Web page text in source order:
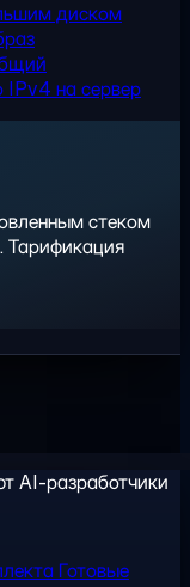
диском
IPv4 на сервер
стеком
Тарификация
AI-разработчики
Готовые